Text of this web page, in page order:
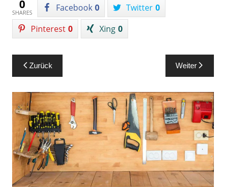
0
SHARES Facebook 0 Twitter 0
Pinterest 0 Xing 0
Beitragsnavigation
Zurück Weiter